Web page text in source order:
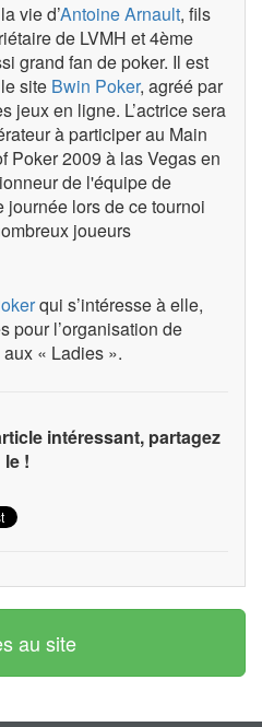
vie d’Antoine Arnault, fils
de LVMH et 4ème
grand fan de poker. Il est
site Bwin Poker, agréé par
jeux en ligne. L’actrice sera
à participer au Main
Poker 2009 à las Vegas en
de l'équipe de
journée lors de ce tournoi
joueurs
qui s’intéresse à elle,
pour l’organisation de
« Ladies ».
intéressant, partagez
le !
au site